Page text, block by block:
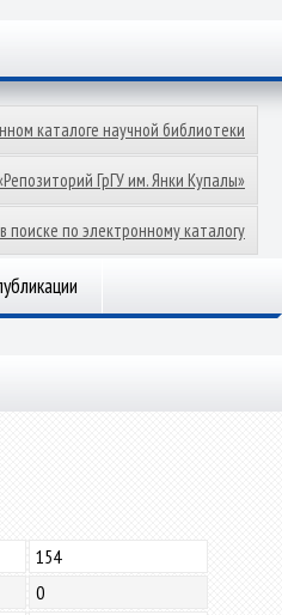
каталоге научной библиотеки
ГрГУ им. Янки Купалы»
поиске по электронному каталогу
154
0